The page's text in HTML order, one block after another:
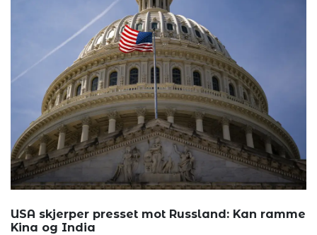
USA skjerper presset mot Russland: Kan ramme
Kina og India